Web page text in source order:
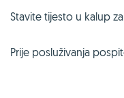
Stavite tijesto u kalup
Prije posluživanja